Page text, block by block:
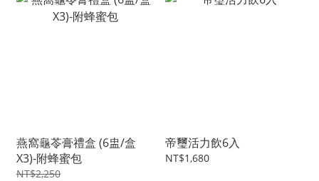
燕窩龜苓膏禮盒 (6盅/盒
X3)-附蜂蜜包
NT$2,250
帝璽活力飲6入
NT$1,680